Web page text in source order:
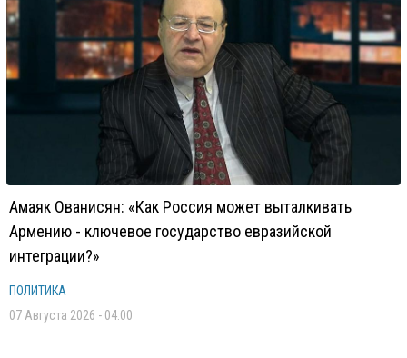
Амаяк Ованисян: «Как Россия может выталкивать
Армению - ключевое государство евразийской
интеграции?»
ПОЛИТИКА
07 Августа 2026 - 04:00